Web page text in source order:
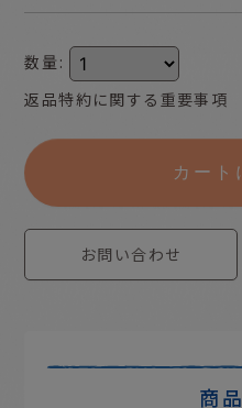
数量 :
返品特約に関する重要事項
カート
お問い合わせ
商